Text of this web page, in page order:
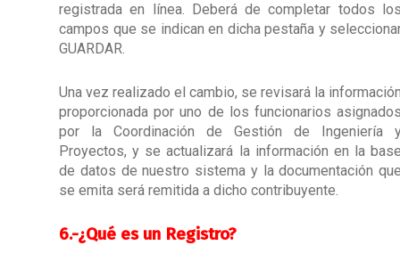
registrada en línea. Deberá de completar todos
campos que se indican en dicha pestaña y
GUARDAR.
Una vez realizado el cambio, se revisará la
proporcionada por uno de los funcionarios
por la Coordinación de Gestión de Ingeniería
Proyectos, y se actualizará la información en la
de datos de nuestro sistema y la documentación
se emita será remitida a dicho contribuyente.
6.-¿Qué es un Registro?